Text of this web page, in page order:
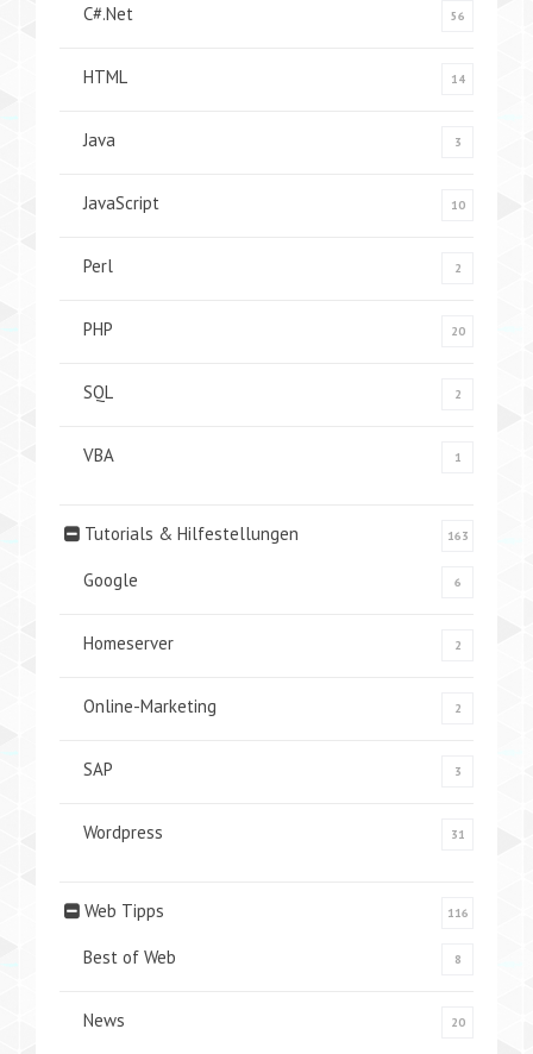
C#.Net 56
HTML 14
Java 3
JavaScript 10
Perl 2
PHP 20
SQL 2
VBA 1
Tutorials & Hilfestellungen 163
Google 6
Homeserver 2
Online-Marketing 2
SAP 3
Wordpress 31
Web Tipps 116
Best of Web 8
News 20